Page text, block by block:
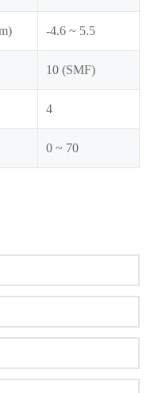
-4.6 ~ 5.5
10 (SMF)
4
0 ~ 70